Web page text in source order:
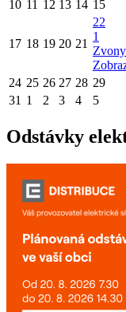
10 11 12 13 14 15
17 18 19 20 21
22
1
Zvony
24 25 26 27 28 29
31 1 2 3 4 5
Odstávky